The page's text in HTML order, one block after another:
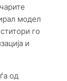
модел
го
и
од